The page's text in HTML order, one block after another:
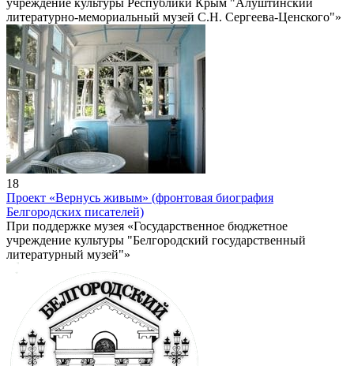
учреждение культуры Республики Крым "Алуштинский
литературно-мемориальный музей С.Н. Сергеева-Ценского"»
18
Проект «Вернусь живым» (фронтовая биография
Белгородских писателей)
При поддержке музея «Государственное бюджетное
учреждение культуры "Белгородский государственный
литературный музей"»